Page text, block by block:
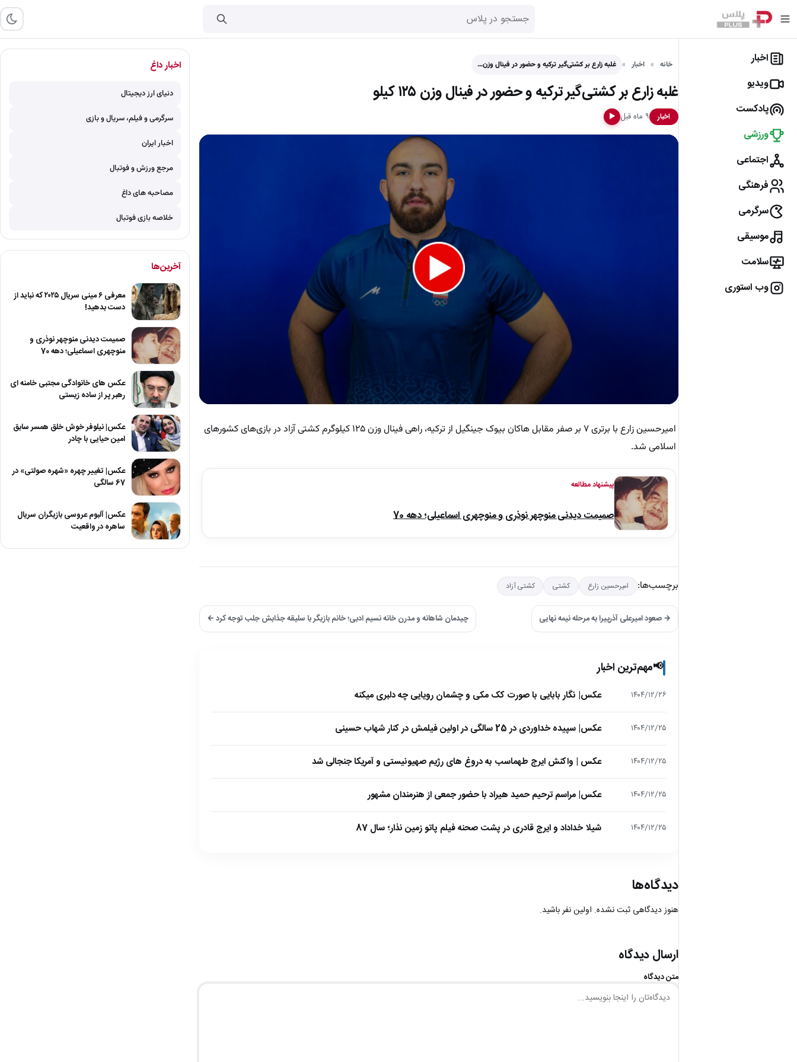
اخبار
ویدیو
پادکست
ورزشی
اجتماعی
فرهنگی
سرگرمی
موسیقی
سلامت
وب استوری
خانه اخبار غلبه زارع بر کشتی‌گیر ترکیه و حضور در فینال وزن…
غلبه زارع بر کشتی‌گیر ترکیه و حضور در فینال وزن ۱۲۵ کیلو
اخبار ۹ ماه قبل ▶
of
secondsVolume
90%
امیرحسین زارع با برتری ۷ بر صفر مقابل هاکان بیوک جینگیل از ترکیه، راهی فینال وزن ۱۲۵ کیلوگرم کشتی آزاد در بازی‌های کشورهای
اسلامی شد.
پیشنهاد مطالعه
صمیمت دیدنی منوچهر نوذری و منوچهری اسماعیلی؛ دهه 70
برچسب‌ها: امیرحسین زارع کشتی کشتی آزاد
→ صعود امیرعلی آذرپیرا به مرحله نیمه نهایی چیدمان شاهانه و مدرن خانه نسیم ادبی؛ خانم بازیگر با سلیقه جذابش جلب توجه کرد ←
📢مهم‌ترین اخبار
۱۴۰۴/۱۲/۲۶ عکس| نگار بابایی با صورت کک مکی و چشمان رویایی چه دلبری میکنه
۱۴۰۴/۱۲/۲۵ عکس| سپیده خداوردی در 25 سالگی در اولین فیلمش در کنار شهاب حسینی
۱۴۰۴/۱۲/۲۵ عکس | واکنش ایرج طهماسب به دروغ های رژیم صهیونیستی و آمریکا جنجالی شد
۱۴۰۴/۱۲/۲۵ عکس| مراسم ترحیم حمید هیراد با حضور جمعی از هنرمندان مشهور
۱۴۰۴/۱۲/۲۵ شیلا خداداد و ایرج قادری در پشت صحنه فیلم پاتو زمین نذار؛ سال 87
دیدگاه‌ها
هنوز دیدگاهی ثبت نشده. اولین نفر باشید.
ارسال دیدگاه
متن دیدگاه
اخبار داغ
دنیای ارز دیجیتال
سرگرمی و فیلم، سریال و بازی
اخبار ایران
مرجع ورزش و فوتبال
مصاحبه های داغ
خلاصه بازی فوتبال
آخرین‌ها
معرفی ۶ مینی سریال ۲۰۲۵ که نباید از
دست بدهید!
صمیمت دیدنی منوچهر نوذری و
منوچهری اسماعیلی؛ دهه 70
عکس های خانوادگی مجتبی خامنه ای
رهبر پر از ساده زیستی
عکس| نیلوفر خوش خلق همسر سابق
امین حیایی با چادر
عکس| تغییر چهره «شهره صولتی» در
67 سالگی
عکس| آلبوم عروسی بازیگران سریال
ساهره در واقعیت